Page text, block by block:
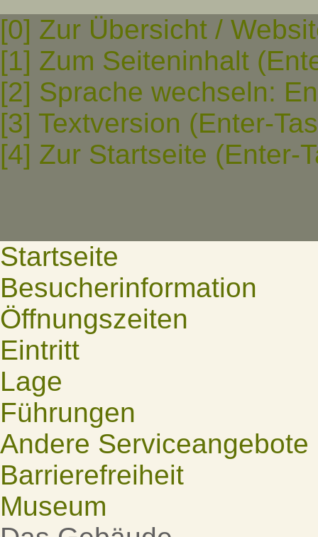
[0] Zur Übersicht /
[1] Zum Seiteninhalt
[2] Sprache wechseln:
[3] Textversion (Enter-
[4] Zur Startseite (Enter-
Startseite
Besucherinformation
Öffnungszeiten
Eintritt
Lage
Führungen
Andere Serviceangebote
Barrierefreiheit
Museum